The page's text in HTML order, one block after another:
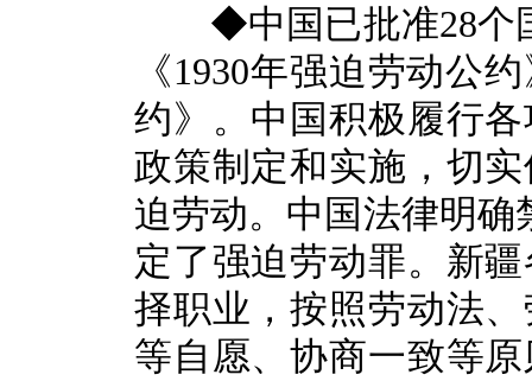
◆中国已批准28个国
《1930年强迫劳动公
约》。中国积极履行
政策制定和实施，切
迫劳动。中国法律明确
定了强迫劳动罪。新
择职业，按照劳动法
等自愿、协商一致等